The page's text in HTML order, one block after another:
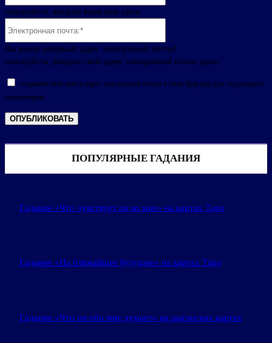
пожалуйста, введите ваше имя здесь
Вы ввели неверный адрес электронной почты!
пожалуйста, введите свой адрес электронной почты здесь
сохраните мое имя и адрес электронной почты в этом браузере для следующего
комментария.
ПОПУЛЯРНЫЕ ГАДАНИЯ
Гадание «Что чувствует он ко мне» на картах Таро
Гадание «На ближайшее будущее» на картах Таро
Гадание «Что он обо мне думает» на цыганских картах